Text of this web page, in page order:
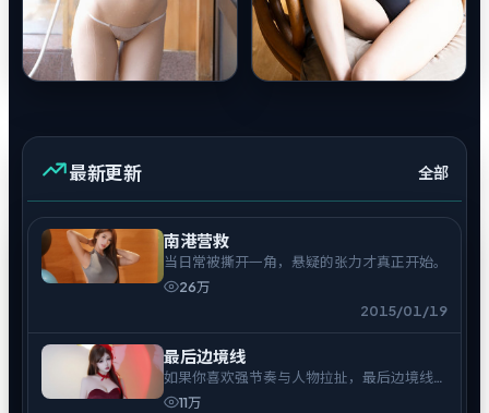
最新更新 全部
南港营救
当日常被撕开一角，悬疑的张力才真正开始。
26万
2015/01/19
最后边境线
如果你喜欢强节奏与人物拉扯，最后边境线不
会让你走神。
11万